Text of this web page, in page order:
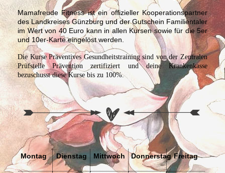
Mamafreude Fitness ist ein offizieller Kooperationspartner
des Landkreises Günzburg und der Gutschein Familientaler
im Wert von 40 Euro kann in allen Kursen sowie für die 5er
und 10er-Karte eingelöst werden.
Die Kurse Präventives Gesundheitstraining sind von der Zentralen
Prüfstelle Prävention zertifiziert und deine Krankenkasse
bezuschusst diese Kurse bis zu 100%.
Montag Dienstag Mittwoch Donnerstag Freitag